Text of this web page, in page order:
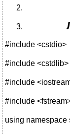
#include <cstdio>
#include <cstdlib>
#include
#include
using namespace